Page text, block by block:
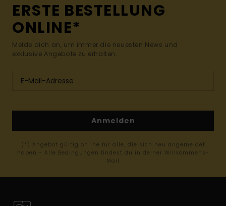
ERSTE BESTELLUNG
ONLINE*
Melde dich an, um immer die neuesten News und
exklusive Angebote zu erhalten.
Anmelden
(*) Angebot gültig online für alle, die sich neu angemeldet
haben - Alle Bedingungen findest du in deiner Willkommens-
Mail